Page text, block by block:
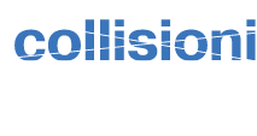
Salta al contenuto
Navigazione